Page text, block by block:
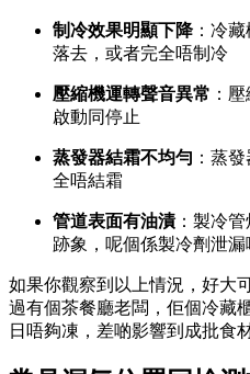
制冷效果明顯下降：冷藏
落去，或者完全唔制冷
壓縮機運轉聲音異常 ：
啟動同停止
蒸發器結霜不均勻 ：蒸
全唔結霜
管道表面有油漬：製冷管
跡象，呢個係製冷劑泄
如果你觀察到以上情況，好大
過有個茶餐廳老闆，佢個冷藏
日唔夠凍，差啲影響到成批食